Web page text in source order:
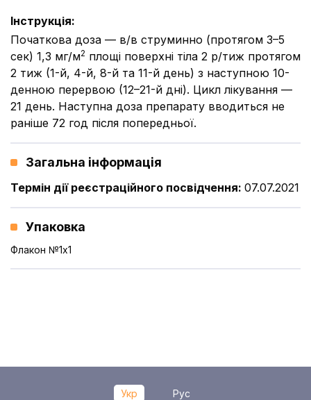
Інструкція:
Початкова доза — в/в струминно (протягом 3–5
сек) 1,3 мг/м2 площі поверхні тіла 2 р/тиж протягом
2 тиж (1-й, 4-й, 8-й та 11-й день) з наступною 10-
денною перервою (12–21-й дні). Цикл лікування —
21 день. Наступна доза препарату вводиться не
раніше 72 год після попередньої.
Загальна інформація
Термін дії реєстраційного посвідчення: 07.07.2021
Упаковка
Флакон №1x1
Укр Рус